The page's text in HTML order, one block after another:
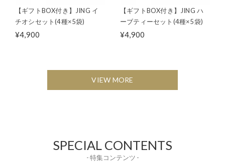
【ギフトBOX付き】JING イ
チオシセット(4種×5袋)
¥4,900
【ギフトBOX付き】JING ハ
ーブティーセット(4種×5袋)
¥4,900
VIEW MORE
SPECIAL CONTENTS
- 特集コンテンツ -